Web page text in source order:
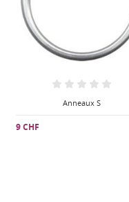
Anneaux XL polis à la main
10 CHF